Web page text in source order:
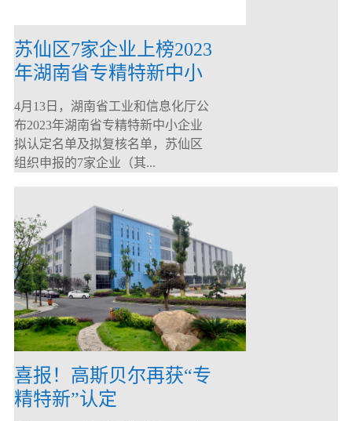
苏仙区7家企业上榜2023
年湖南省专精特新中小
企业
4月13日，湖南省工业和信息化厅公
布2023年湖南省专精特新中小企业
拟认定名单及拟复核名单，苏仙区
组织申报的7家企业（其...
喜报！高斯贝尔再获“专
精特新”认定